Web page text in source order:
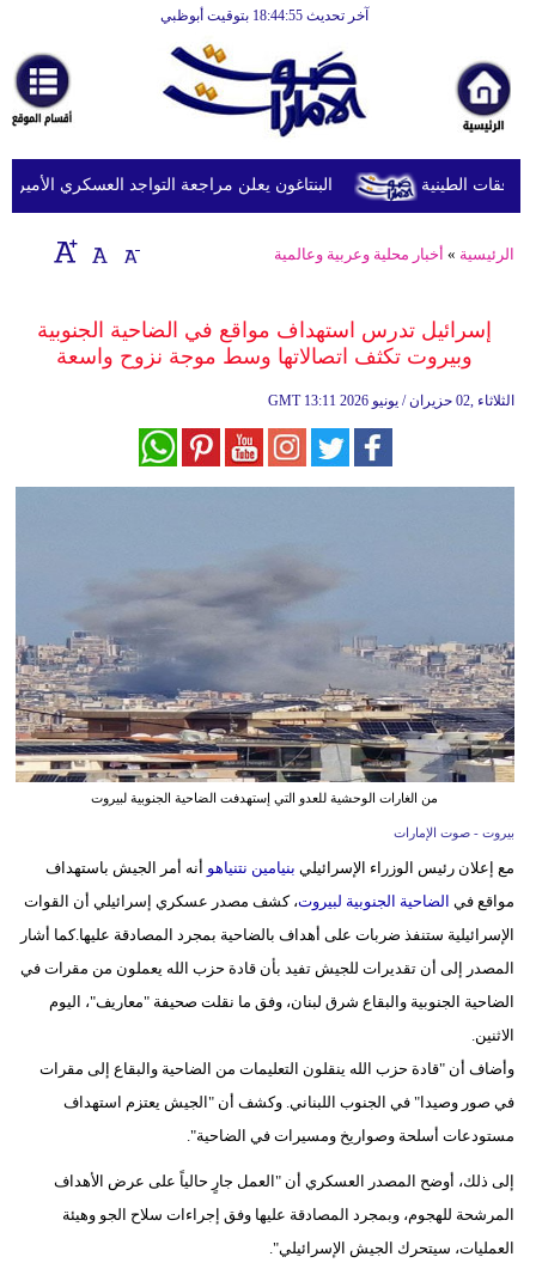
آخر تحديث 18:44:55 بتوقيت أبوظبي
أخبارعاجلة
رياضة
ثقافة
إقتصاد
وموسيقى
أخبار
إعلام
تعليم
أزياء
إسلامية
علوم
وتكنولوجيا
فيديو
البنتاغون يعلن مراجعة التواجد العسكري الأميركي
الرئيسية » أخبار محلية وعربية وعالمية
إسرائيل تدرس استهداف مواقع في الضاحية الجنوبية
وبيروت تكثف اتصالاتها وسط موجة نزوح واسعة
GMT 13:11 2026 الثلاثاء ,02 حزيران / يونيو
من الغارات الوحشية للعدو التي إستهدفت الضاحية الجنوبية لبيروت
بيروت - صوت الإمارات
مع إعلان رئيس الوزراء الإسرائيلي بنيامين نتنياهو أنه أمر الجيش باستهداف
مواقع في الضاحية الجنوبية لبيروت، كشف مصدر عسكري إسرائيلي أن القوات
الإسرائيلية ستنفذ ضربات على أهداف بالضاحية بمجرد المصادقة عليها.كما أشار
المصدر إلى أن تقديرات للجيش تفيد بأن قادة حزب الله يعملون من مقرات في
الضاحية الجنوبية والبقاع شرق لبنان، وفق ما نقلت صحيفة "معاريف"، اليوم
الاثنين.
وأضاف أن "قادة حزب الله ينقلون التعليمات من الضاحية والبقاع إلى مقرات
في صور وصيدا" في الجنوب اللبناني. وكشف أن "الجيش يعتزم استهداف
مستودعات أسلحة وصواريخ ومسيرات في الضاحية".
إلى ذلك، أوضح المصدر العسكري أن "العمل جارٍ حالياً على عرض الأهداف
المرشحة للهجوم، وبمجرد المصادقة عليها وفق إجراءات سلاح الجو وهيئة
العمليات، سيتحرك الجيش الإسرائيلي".